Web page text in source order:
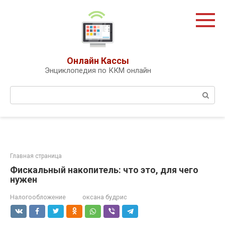
Онлайн Кассы
Энциклопедия по ККМ онлайн
Поиск:
Главная страница
Фискальный накопитель: что это, для чего
нужен
Налогообложение оксана будрис